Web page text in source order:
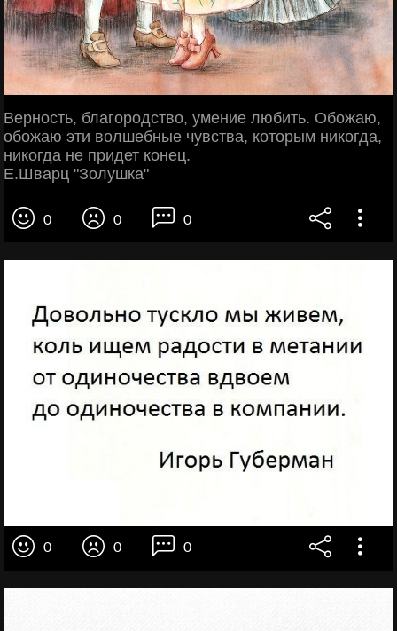
Верность, благородство, умение любить. Обожаю,
обожаю эти волшебные чувства, которым никогда,
никогда не придет конец.
Е.Шварц "Золушка"
0 0 0
0 0 0